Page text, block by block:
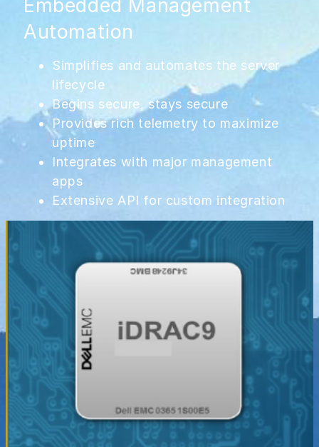
Embedded Management
Automation
Simplifies and automates the server
lifecycle
Begins secure, stays secure
Provides rich telemetry to maximize
uptime
Integrates with major management
apps
Extensive API for custom integration